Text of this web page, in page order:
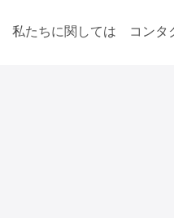
私たちに関しては コンタ